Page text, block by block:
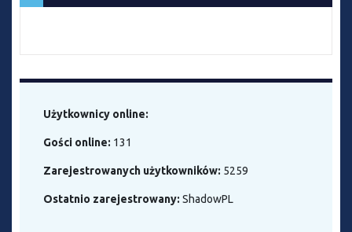
Użytkownicy online:
Gości online: 131
Zarejestrowanych użytkowników: 5259
Ostatnio zarejestrowany: ShadowPL